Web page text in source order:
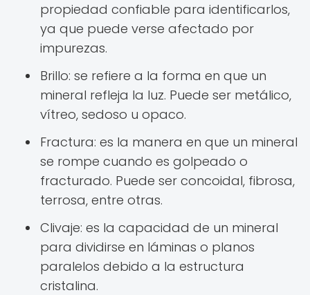
propiedad confiable para identificarlos,
ya que puede verse afectado por
impurezas.
Brillo: se refiere a la forma en que un
mineral refleja la luz. Puede ser metálico,
vítreo, sedoso u opaco.
Fractura: es la manera en que un mineral
se rompe cuando es golpeado o
fracturado. Puede ser concoidal, fibrosa,
terrosa, entre otras.
Clivaje: es la capacidad de un mineral
para dividirse en láminas o planos
paralelos debido a la estructura
cristalina.